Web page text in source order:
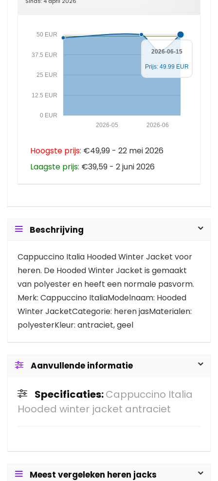
0 EUR
12.5 EUR
25 EUR
37.5 EUR
50 EUR
2026-06
2026-05
2026-06-15
Prijs: 49.99 EUR
Hoogste prijs: €49,99 - 22 mei 2026
Laagste prijs: €39,59 - 2 juni 2026
Beschrijving
Cappuccino Italia Hooded Winter Jacket voor
heren. De Hooded Winter Jacket is gemaakt
van polyester en heeft een normale pasvorm.
Merk: Cappuccino ItaliaModelnaam: Hooded
Winter JacketCategorie: heren jasMaterialen:
polyesterKleur: antraciet, geel
Aanvullende informatie
Specificaties:Cappuccino Italia
Hooded winter jacket antraciet
Meest vergeleken heren jacks